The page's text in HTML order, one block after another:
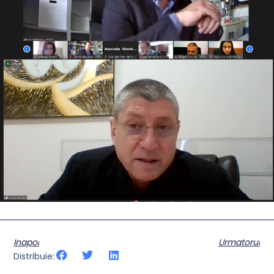
Inapoi
Urmatorul
Distribuie: